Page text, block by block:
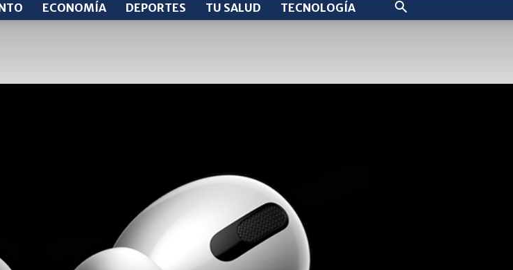
ECONOMÍA DEPORTES TU SALUD TECNOLOGÍA